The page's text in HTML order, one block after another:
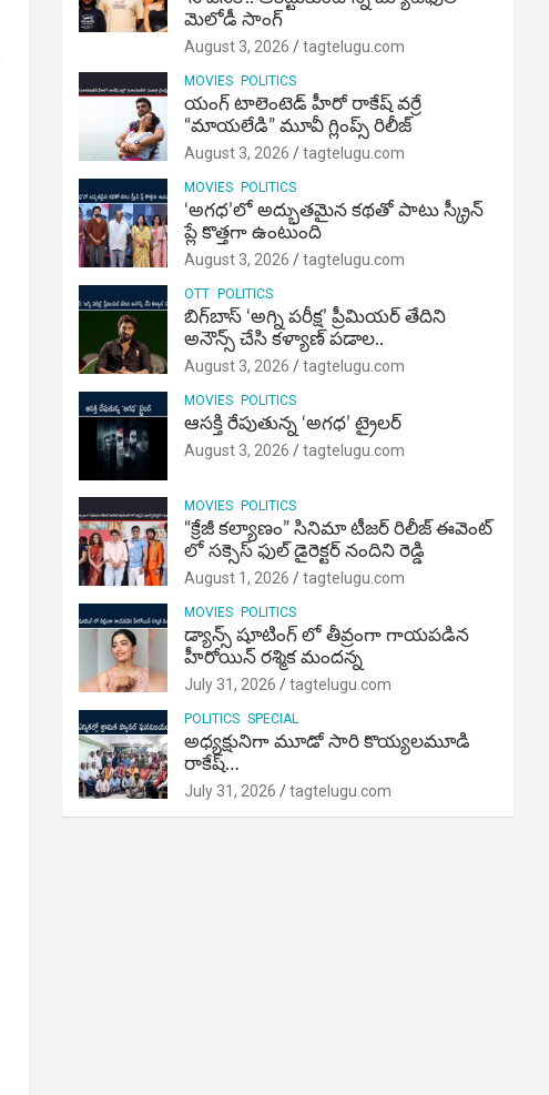
మెలోడీ సాంగ్
August 3, 2026 tagtelugu.com
MOVIES POLITICS
యంగ్ టాలెంటెడ్ హీరో రాకేష్ వర్రే
“మాయలేడి” మూవీ గ్లింప్స్ రిలీజ్
August 3, 2026 tagtelugu.com
MOVIES POLITICS
‘అగధ’లో అద్భుతమైన కథతో పాటు స్క్రీన్
ప్లే కొత్తగా ఉంటుంది
August 3, 2026 tagtelugu.com
OTT POLITICS
బిగ్‌బాస్ ‘అగ్ని ప‌రీక్ష‌’ ప్రీమియర్ తేదిని
అనౌన్స్ చేసి కళ్యాణ్ పడాల..
August 3, 2026 tagtelugu.com
MOVIES POLITICS
ఆసక్తి రేపుతున్న ‘అగధ’ ట్రైలర్
August 3, 2026 tagtelugu.com
MOVIES POLITICS
“క్రేజీ కల్యాణం” సినిమా టీజర్ రిలీజ్ ఈవెంట్
లో సక్సెస్ ఫుల్ డైరెక్టర్ నందిని రెడ్డి
August 1, 2026 tagtelugu.com
MOVIES POLITICS
డ్యాన్స్ షూటింగ్ లో తీవ్రంగా గాయపడిన
హీరోయిన్ రశ్మిక మందన్న
July 31, 2026 tagtelugu.com
POLITICS SPECIAL
అధ్యక్షునిగా మూడో సారి కొయ్యలమూడి
రాకేష్‌…
July 31, 2026 tagtelugu.com